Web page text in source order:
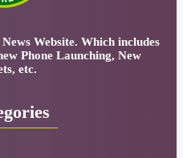
News Website. Which includes
Phone Launching, New
etc.